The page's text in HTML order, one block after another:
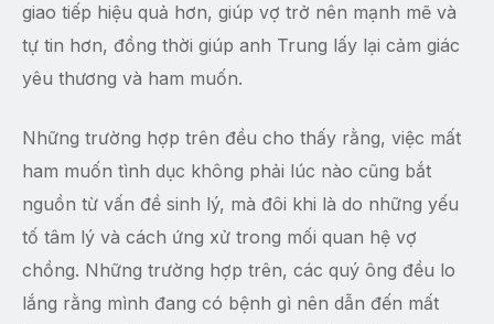
giao tiếp hiệu quả hơn, giúp vợ trở nên mạnh mẽ và
tự tin hơn, đồng thời giúp anh Trung lấy lại cảm giác
yêu thương và ham muốn.
Những trường hợp trên đều cho thấy rằng, việc mất
ham muốn tình dục không phải lúc nào cũng bắt
nguồn từ vấn đề sinh lý, mà đôi khi là do những yếu
tố tâm lý và cách ứng xử trong mối quan hệ vợ
chồng. Những trường hợp trên, các quý ông đều lo
lắng rằng mình đang có bệnh gì nên dẫn đến mất